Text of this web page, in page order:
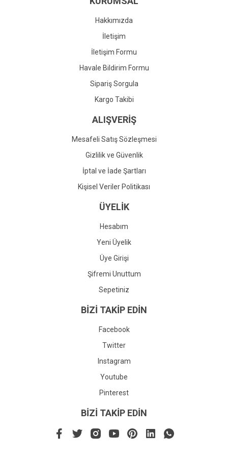
Gönder
Hakkımızda
İletişim
İletişim Formu
Havale Bildirim Formu
Sipariş Sorgula
Kargo Takibi
ALIŞVERİŞ
Mesafeli Satış Sözleşmesi
Gizlilik ve Güvenlik
İptal ve İade Şartları
Kişisel Veriler Politikası
ÜYELİK
Hesabım
Yeni Üyelik
Üye Girişi
Şifremi Unuttum
Sepetiniz
BİZİ TAKİP EDİN
Facebook
Twitter
Instagram
Youtube
Pinterest
BİZİ TAKİP EDİN